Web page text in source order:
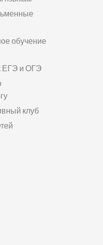
обучение
ЕГЭ и ОГЭ
клуб